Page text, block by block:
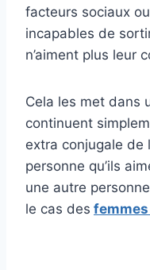
facteurs sociaux
incapables de
n’aiment plus leur
Cela les met dans
continuent
extra conjugale de
personne qu’ils
une autre
le cas des